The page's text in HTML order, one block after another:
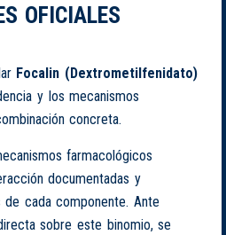
OFICIALES
Focalin (Dextrometilfenidato)
y los mecanismos
concreta.
farmacológicos
documentadas y
cada componente. Ante
sobre este binomio, se